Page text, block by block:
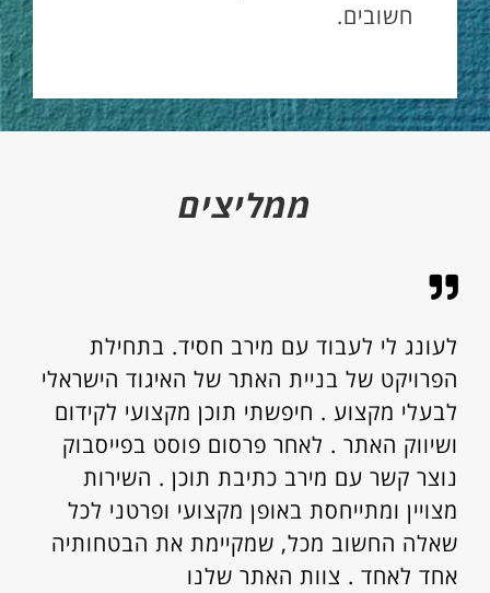
חשובים.
ממליצים
לעונג לי לעבוד עם מירב חסיד. בתחילת
הפרויקט של בניית האתר של האיגוד הישראלי
לבעלי מקצוע . חיפשתי תוכן מקצועי לקידום
ושיווק האתר . לאחר פרסום פוסט בפייסבוק
נוצר קשר עם מירב כתיבת תוכן . השירות
מצויין ומתייחסת באופן מקצועי ופרטני לכל
שאלה החשוב מכל, שמקיימת את הבטחותיה
אחד לאחד . צוות האתר שלנו